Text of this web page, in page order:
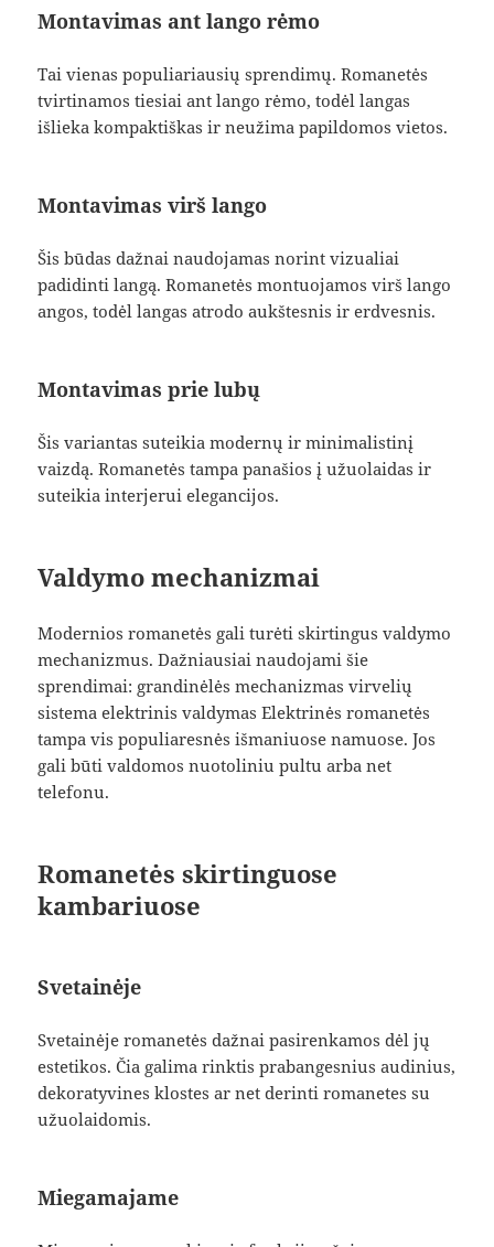
Montavimas ant lango rėmo
Tai vienas populiariausių sprendimų. Romanetės
tvirtinamos tiesiai ant lango rėmo, todėl langas
išlieka kompaktiškas ir neužima papildomos vietos.
Montavimas virš lango
Šis būdas dažnai naudojamas norint vizualiai
padidinti langą. Romanetės montuojamos virš lango
angos, todėl langas atrodo aukštesnis ir erdvesnis.
Montavimas prie lubų
Šis variantas suteikia modernų ir minimalistinį
vaizdą. Romanetės tampa panašios į užuolaidas ir
suteikia interjerui elegancijos.
Valdymo mechanizmai
Modernios romanetės gali turėti skirtingus valdymo
mechanizmus. Dažniausiai naudojami šie
sprendimai: grandinėlės mechanizmas virvelių
sistema elektrinis valdymas Elektrinės romanetės
tampa vis populiaresnės išmaniuose namuose. Jos
gali būti valdomos nuotoliniu pultu arba net
telefonu.
Romanetės skirtinguose
kambariuose
Svetainėje
Svetainėje romanetės dažnai pasirenkamos dėl jų
estetikos. Čia galima rinktis prabangesnius audinius,
dekoratyvines klostes ar net derinti romanetes su
užuolaidomis.
Miegamajame